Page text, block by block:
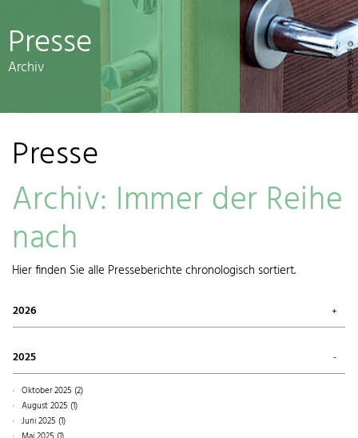
© srki66, AdobeStock
Presse
Archiv
Presse
Archiv: Immer der Reihe
nach
Hier finden Sie alle Presseberichte chronologisch sortiert.
2026
April 2026 (1)
März 2026 (1)
Januar 2026 (1)
2025
Oktober 2025 (2)
August 2025 (1)
Juni 2025 (1)